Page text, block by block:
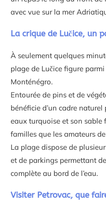
avec vue sur la mer
La crique de Lučice, un
À seulement quelques
plage de Lučice figure
Monténégro.
Entourée de pins et de
bénéficie d’un cadre
eaux turquoise et son
familles que les amateurs
La plage dispose de
et de parkings permettant
complète au bord de l’eau.
Visiter Petrovac, que